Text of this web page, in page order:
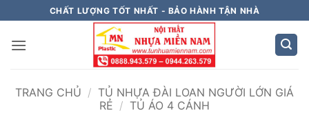
qua
nội
CHẤT LƯỢNG TỐT NHẤT - BẢO HÀNH TẬN NHÀ
TRANG CHỦ / TỦ NHỰA ĐÀI LOAN NGƯỜI LỚN GIÁ
RẺ / TỦ ÁO 4 CÁNH